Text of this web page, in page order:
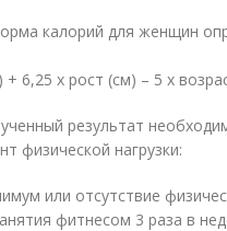
калорий для женщин
+ 6,25 х рост (см) – 5 х
результат
физической нагрузки:
или отсутствие
фитнесом 3 раза в